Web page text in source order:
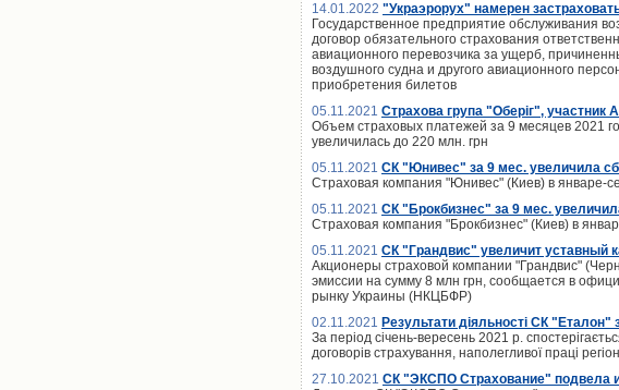
14.01.2022 "Украэрорух" намерен
Государственное предприятие обслуживания
договор обязательного страхования
авиационного перевозчика за ущерб,
воздушного судна и другого авиационного
приобретения билетов
05.11.2021 Страхова група "Оберіг", участник
Объем страховых платежей за 9 месяцев 2021
увеличилась до 220 млн. грн
05.11.2021 СК "Юнивес" за 9 мес. увеличила
Страховая компания "Юнивес" (Киев) в январе-
05.11.2021 СК "Брокбизнес" за 9 мес.
Страховая компания "Брокбизнес" (Киев) в
05.11.2021 СК "Грандвис" увеличит уставный
Акционеры страховой компании "Грандвис"
эмиссии на сумму 8 млн грн, сообщается в
рынку Украины (НКЦБФР)
02.11.2021 Результати діяльності СК "Еталон"
За період січень-вересень 2021 р.
договорів страхування, наполегливої праці
27.10.2021 СК "ЭКСПО Страхование" подвела